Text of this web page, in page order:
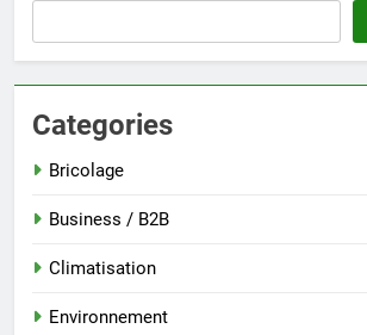
Categories
Bricolage
Business / B2B
Climatisation
Environnement